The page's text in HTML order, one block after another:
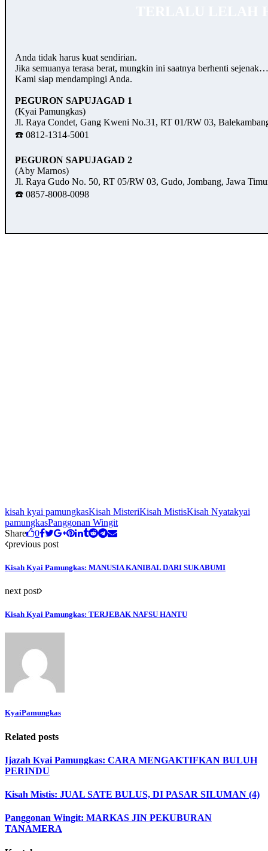
Anda tidak harus kuat sendirian.
Jika semuanya terasa berat, mungkin ini saatnya berhenti
Kami siap mendampingi Anda.
PEGURON SAPUJAGAD 1
(Kyai Pamungkas)
Jl. Raya Condet, Gang Kweni No.31, RT 01/RW 03,
☎️ 0812-1314-5001
PEGURON SAPUJAGAD 2
(Aby Marnos)
Jl. Raya Gudo No. 50, RT 05/RW 03, Gudo, Jombang, Jawa
☎️ 0857-8008-0098
kisah kyai pamungkasKisah MisteriKisah MistisKisah Nyatakyai
pamungkasPanggonan Wingit
Share
0
previous post
Kisah Kyai Pamungkas: MANUSIA KANIBAL DARI SUKABUMI
next post
Kisah Kyai Pamungkas: TERJEBAK NAFSU HANTU
KyaiPamungkas
Related posts
Ijazah Kyai Pamungkas: CARA MENGAKTIFKAN BULUH
PERINDU
Kisah Mistis: JUAL SATE BULUS, DI PASAR SILUMAN (4)
Panggonan Wingit: MARKAS JIN PEKUBURAN
TANAMERA